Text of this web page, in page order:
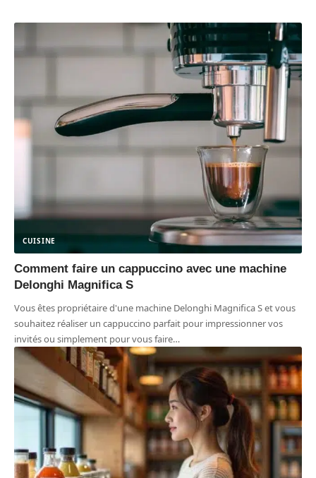
CUISINE
Comment faire un cappuccino avec une machine
Delonghi Magnifica S
Vous êtes propriétaire d'une machine Delonghi Magnifica S et vous
souhaitez réaliser un cappuccino parfait pour impressionner vos
invités ou simplement pour vous faire…